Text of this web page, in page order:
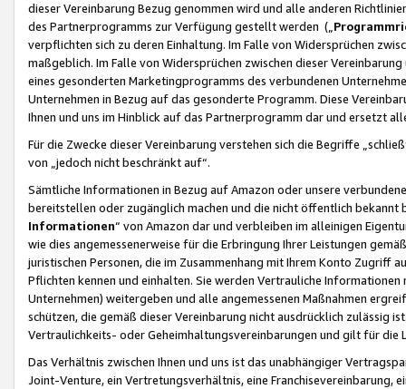
dieser Vereinbarung Bezug genommen wird und alle anderen
des Partnerprogramms zur Verfügung gestellt werden („
verpflichten sich zu deren Einhaltung. Im Falle von Widersprüchen
maßgeblich. Im Falle von Widersprüchen zwischen dieser
eines gesonderten Marketingprogramms des verbundenen
Unternehmen in Bezug auf das gesonderte Programm. Diese
Ihnen und uns im Hinblick auf das Partnerprogramm dar und ersetzt
Für die Zwecke dieser Vereinbarung verstehen sich die Begriffe
von „jedoch nicht beschränkt auf“.
Sämtliche Informationen in Bezug auf Amazon oder unsere
bereitstellen oder zugänglich machen und die nicht öffentlich
Informationen“ von Amazon dar und verbleiben im alleinigen
wie dies angemessenerweise für die Erbringung Ihrer Leistungen
juristischen Personen, die im Zusammenhang mit Ihrem Konto
Pflichten kennen und einhalten. Sie werden Vertrauliche
Unternehmen) weitergeben und alle angemessenen Maßnahmen
schützen, die gemäß dieser Vereinbarung nicht ausdrücklich zulässig
Vertraulichkeits- oder Geheimhaltungsvereinbarungen und gilt für die
Das Verhältnis zwischen Ihnen und uns ist das unabhängiger
Joint-Venture, ein Vertretungsverhältnis, eine Franchisevereinbarung,